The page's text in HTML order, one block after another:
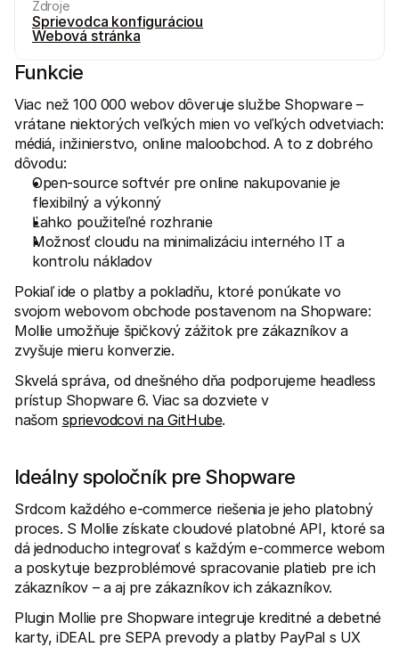
Zdroje
Sprievodca konfiguráciou
Webová stránka
Funkcie
Viac než 100 000 webov dôveruje službe Shopware –
vrátane niektorých veľkých mien vo veľkých odvetviach:
médiá, inžinierstvo, online maloobchod. A to z dobrého
dôvodu:
Open-source softvér pre online nakupovanie je
flexibilný a výkonný
Ľahko použiteľné rozhranie
Možnosť cloudu na minimalizáciu interného IT a
kontrolu nákladov
Pokiaľ ide o platby a pokladňu, ktoré ponúkate vo
svojom webovom obchode postavenom na Shopware:
Mollie umožňuje špičkový zážitok pre zákazníkov a
zvyšuje mieru konverzie.
Skvelá správa, od dnešného dňa podporujeme headless
prístup Shopware 6. Viac sa dozviete v
našom sprievodcovi na GitHube.
Ideálny spoločník pre Shopware
Srdcom každého e-commerce riešenia je jeho platobný
proces. S Mollie získate cloudové platobné API, ktoré sa
dá jednoducho integrovať s každým e-commerce webom
a poskytuje bezproblémové spracovanie platieb pre ich
zákazníkov – a aj pre zákazníkov ich zákazníkov.
Plugin Mollie pre Shopware integruje kreditné a debetné
karty, iDEAL pre SEPA prevody a platby PayPal s UX
Technické zdroje
Portál pre vývojárov
Objavte zdroje a aktualizácie pre vývojárov
Knižnice
Integrujte Mollie s pripravenými knižnicami
Komunita na Discorde
Pridajte sa do našej komunity vývojárov
Mollie
O spoločnosti Mollie
Ceny
Zobraziť naše ceny
O nás
Zistite viac o našom príbehu a
hodnotách
Novinky
Prečítajte si najnovšie správy od
Mollie
Kariéra
Príďte pracovať k nám - hľadáme
nových zamestnancov!
Kontakt
Pre nakupujúcich
Kontaktujte náš tím zákazníckej podpory
Kontaktujte obchodné oddelenie